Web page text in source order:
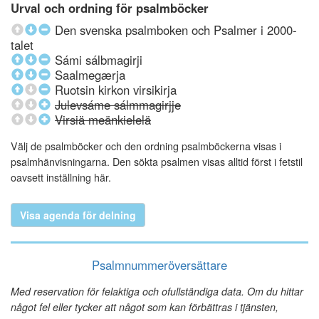
Urval och ordning för psalmböcker
Den svenska psalmboken och Psalmer i 2000-
talet
Sámi sálbmagirji
Saalmegærja
Ruotsin kirkon virsikirja
Julevsáme sálmmagirjje
Virsiä meänkielelä
Välj de psalmböcker och den ordning psalmböckerna visas i
psalmhänvisningarna. Den sökta psalmen visas alltid först i fetstil
oavsett inställning här.
Visa agenda för delning
Psalmnummeröversättare
Med reservation för felaktiga och ofullständiga data. Om du hittar
något fel eller tycker att något som kan förbättras i tjänsten,